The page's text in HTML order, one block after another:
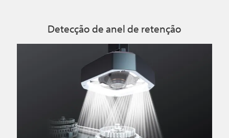
Detecção de anel de retenção